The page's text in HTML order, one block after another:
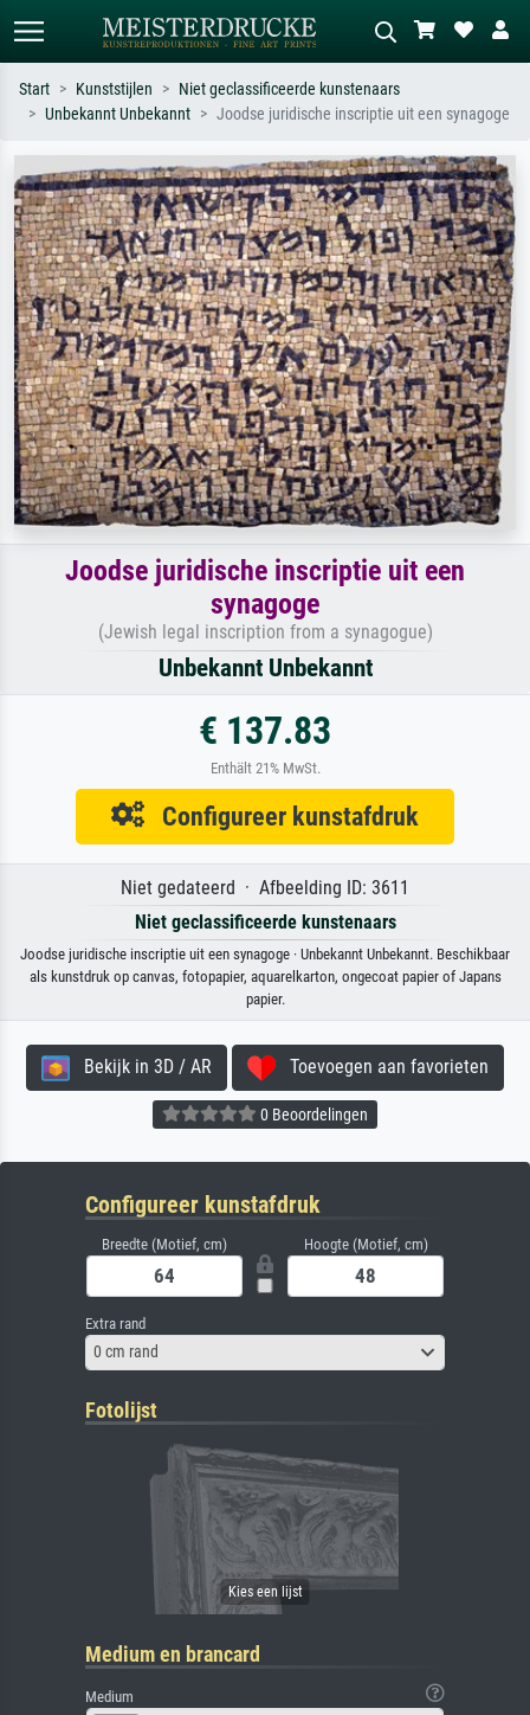
Zoek op kunstenaar, titel of stijl – bijv.
Monet, Sterrennacht, impressionisme,
Hokusai-golf, naakt.
Beschrijf de scène – bijv. groene
weide, abstract met veel rood, donker
olieverfschilderij, staand naakt naast
een boom.
Start Kunststijlen
Niet geclassificeerde kunstenaars
Unbekannt Unbekannt
Joodse juridische inscriptie uit een synagoge
Joodse juridische inscriptie uit een
synagoge
(Jewish legal inscription from a synagogue)
Unbekannt Unbekannt
€ 137.83
Enthält 21% MwSt.
Configureer kunstafdruk
Niet gedateerd · Afbeelding ID: 3611
Niet geclassificeerde kunstenaars
Joodse juridische inscriptie uit een synagoge · Unbekannt Unbekannt. Beschikbaar
als kunstdruk op canvas, fotopapier, aquarelkarton, ongecoat papier of Japans
papier.
Bekijk in 3D / AR Toevoegen aan favorieten
0 Beoordelingen
Configureer kunstafdruk
Breedte (Motief, cm) Hoogte (Motief, cm)
Extra rand
0 cm rand
Fotolijst
Medium en brancard
Medium